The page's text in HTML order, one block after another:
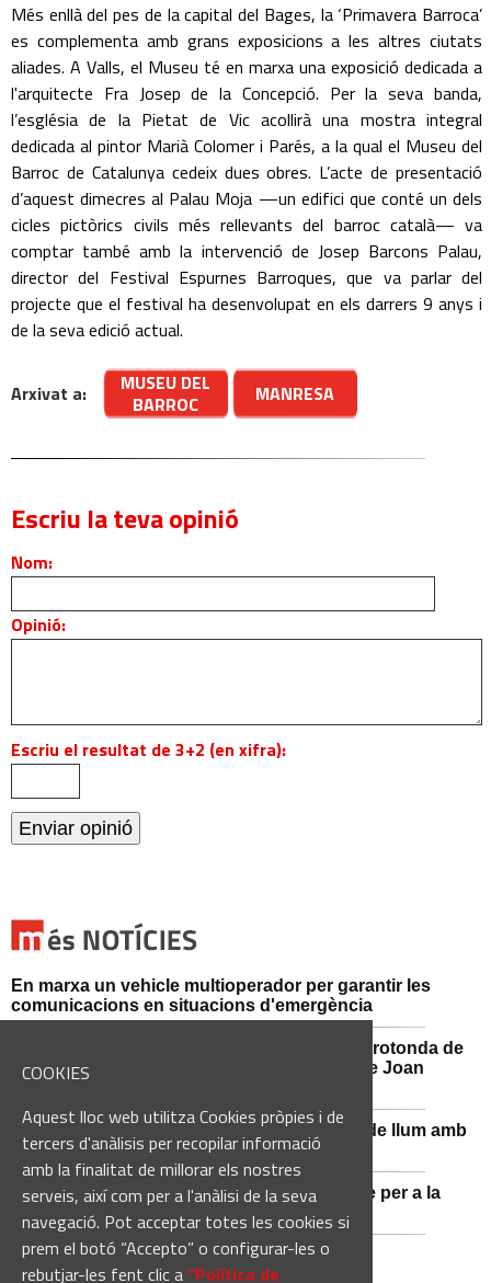
COOKIES
Aquest lloc web utilitza Cookies pròpies i de
tercers d'anàlisis per recopilar informació
amb la finalitat de millorar els nostres
serveis, així com per a l'anàlisi de la seva
navegació. Pot acceptar totes les cookies si
prem el botó “Accepto” o configurar-les o
rebutjar-les fent clic a“Política de
Més enllà del pes de la capital del Bages, la ‘Primavera Barroca’
es complementa amb grans exposicions a les altres ciutats
aliades. A Valls, el Museu té en marxa una exposició dedicada a
l'arquitecte Fra Josep de la Concepció. Per la seva banda,
l’església de la Pietat de Vic acollirà una mostra integral
dedicada al pintor Marià Colomer i Parés, a la qual el Museu del
Barroc de Catalunya cedeix dues obres. L’acte de presentació
d’aquest dimecres al Palau Moja —un edifici que conté un dels
cicles pictòrics civils més rellevants del barroc català— va
comptar també amb la intervenció de Josep Barcons Palau,
director del Festival Espurnes Barroques, que va parlar del
projecte que el festival ha desenvolupat en els darrers 9 anys i
de la seva edició actual.
Arxivat a:
MUSEU DEL
BARROC
MANRESA
Escriu la teva opinió
Nom:
Opinió:
Escriu el resultat de 3+2 (en xifra):
En marxa un vehicle multioperador per garantir les
comunicacions en situacions d'emergència
Afectacions al trànsit aquest divendres a la rotonda de
l'Avinguda dels Dolors amb el carrer Alcalde Joan
Sant Vicenç de Castellet renova 570 punts de llum amb
tecnologia LED
Castellbell i el Vilar adquireix un nou vehicle per a la
Guàrdia Municipal